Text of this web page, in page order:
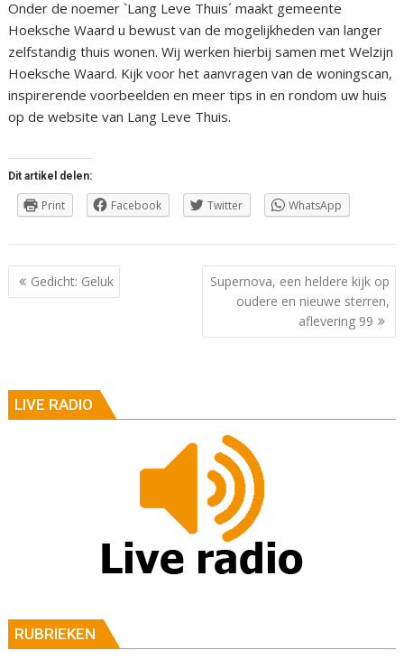
Onder de noemer `Lang Leve Thuis´ maakt gemeente
Hoeksche Waard u bewust van de mogelijkheden van langer
zelfstandig thuis wonen. Wij werken hierbij samen met Welzijn
Hoeksche Waard. Kijk voor het aanvragen van de woningscan,
inspirerende voorbeelden en meer tips in en rondom uw huis
op de website van Lang Leve Thuis.
Dit artikel delen:
Print Facebook Twitter WhatsApp
Berichtnavigatie
Gedicht: Geluk
Supernova, een heldere kijk op
oudere en nieuwe sterren,
aflevering 99
LIVE RADIO
RUBRIEKEN